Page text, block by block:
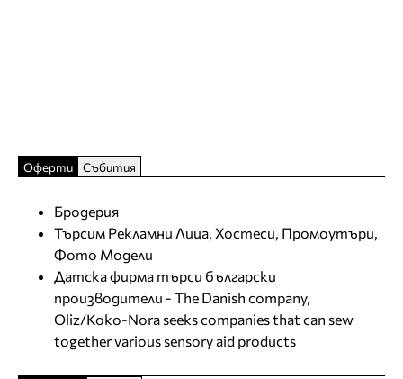
Оферти Събития
Бродерия
Търсим Рекламни Лица, Хостеси, Промоутъри,
Фото Модели
Датска фирма търси български
производители - The Danish company,
Oliz/Koko-Nora seeks companies that can sew
together various sensory aid products